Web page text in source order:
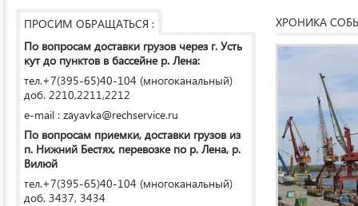
ПРОСИМ ОБРАЩАТЬСЯ :
По вопросам доставки грузов через г. Усть
кут до пунктов в бассейне р. Лена:
тел.+7(395-65)40-104 (многоканальный)
доб. 2210,2211,2212
e-mail : zayavka@rechservice.ru
По вопросам приемки, доставки грузов из
п. Нижний Бестях, перевозке по р. Лена, р.
Вилюй
тел.+7(395-65)40-104 (многоканальный)
доб. 3437, 3434
ХРОНИКА